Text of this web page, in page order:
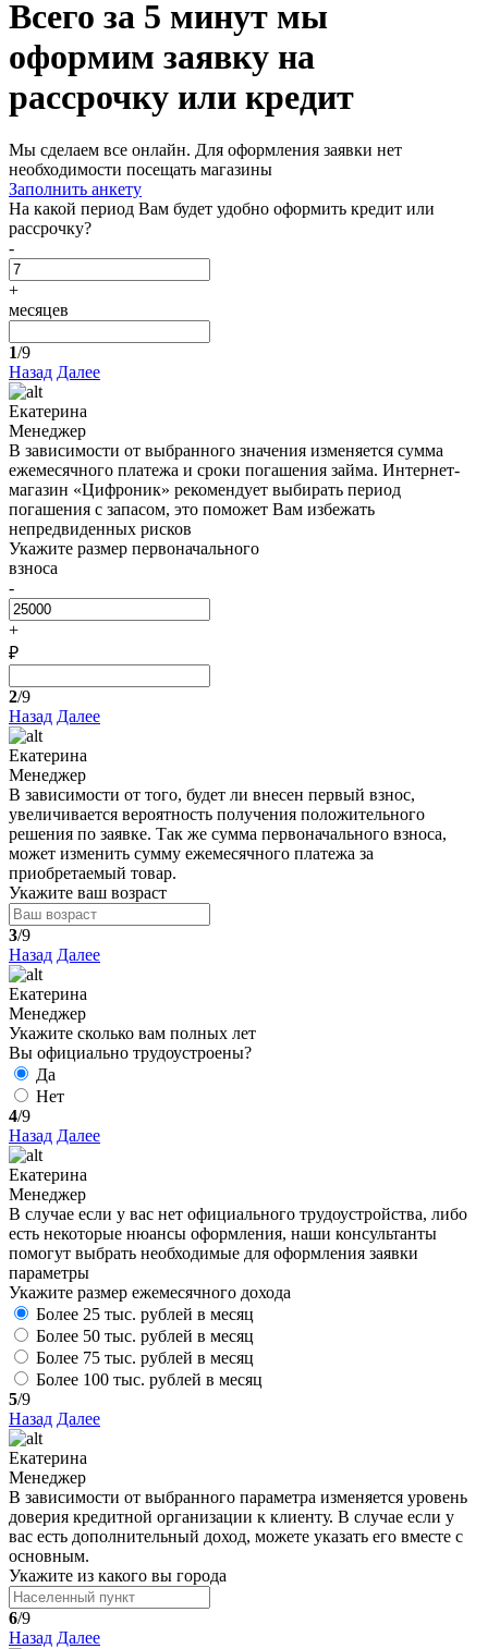
Всего за 5 минут мы
оформим заявку на
рассрочку или кредит
Мы сделаем все онлайн. Для оформления заявки нет
необходимости посещать магазины
Заполнить анкету
На какой период Вам будет удобно оформить кредит или
рассрочку?
-
+
месяцев
1/9
Назад Далее
Екатерина
Менеджер
В зависимости от выбранного значения изменяется сумма
ежемесячного платежа и сроки погашения займа. Интернет-
магазин «Цифроник» рекомендует выбирать период
погашения с запасом, это поможет Вам избежать
непредвиденных рисков
Укажите размер первоначального
взноса
-
+
₽
2/9
Назад Далее
Екатерина
Менеджер
В зависимости от того, будет ли внесен первый взнос,
увеличивается вероятность получения положительного
решения по заявке. Так же сумма первоначального взноса,
может изменить сумму ежемесячного платежа за
приобретаемый товар.
Укажите ваш возраст
3/9
Назад Далее
Екатерина
Менеджер
Укажите сколько вам полных лет
Вы официально трудоустроены?
Да
Нет
4/9
Назад Далее
Екатерина
Менеджер
В случае если у вас нет официального трудоустройства, либо
есть некоторые нюансы оформления, наши консультанты
помогут выбрать необходимые для оформления заявки
параметры
Укажите размер ежемесячного дохода
Более 25 тыс. рублей в месяц
Более 50 тыс. рублей в месяц
Более 75 тыс. рублей в месяц
Более 100 тыс. рублей в месяц
5/9
Назад Далее
Екатерина
Менеджер
В зависимости от выбранного параметра изменяется уровень
доверия кредитной организации к клиенту. В случае если у
вас есть дополнительный доход, можете указать его вместе с
основным.
Укажите из какого вы города
6/9
Назад Далее